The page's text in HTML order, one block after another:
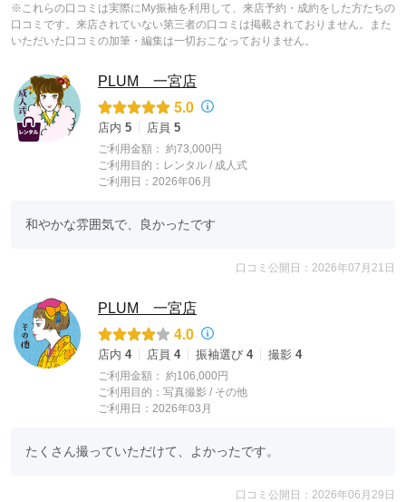
※これらの口コミは実際にMy振袖を利用して、来店予約・成約をした方たちの
口コミです。来店されていない第三者の口コミは掲載されておりません。また
いただいた口コミの加筆・編集は一切おこなっておりません。
PLUM 一宮店
5.0
店内 5 店員 5
ご利用金額： 約73,000円
ご利用目的： レンタル / 成人式
ご利用日：2026年06月
和やかな雰囲気で、良かったです
口コミ公開日：2026年07月21日
PLUM 一宮店
4.0
店内 4 店員 4 振袖選び 4 撮影 4
ご利用金額： 約106,000円
ご利用目的： 写真撮影 / その他
ご利用日：2026年03月
たくさん撮っていただけて、よかったです。
口コミ公開日：2026年06月29日